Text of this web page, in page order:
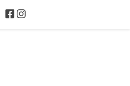
Facebook
Instagram